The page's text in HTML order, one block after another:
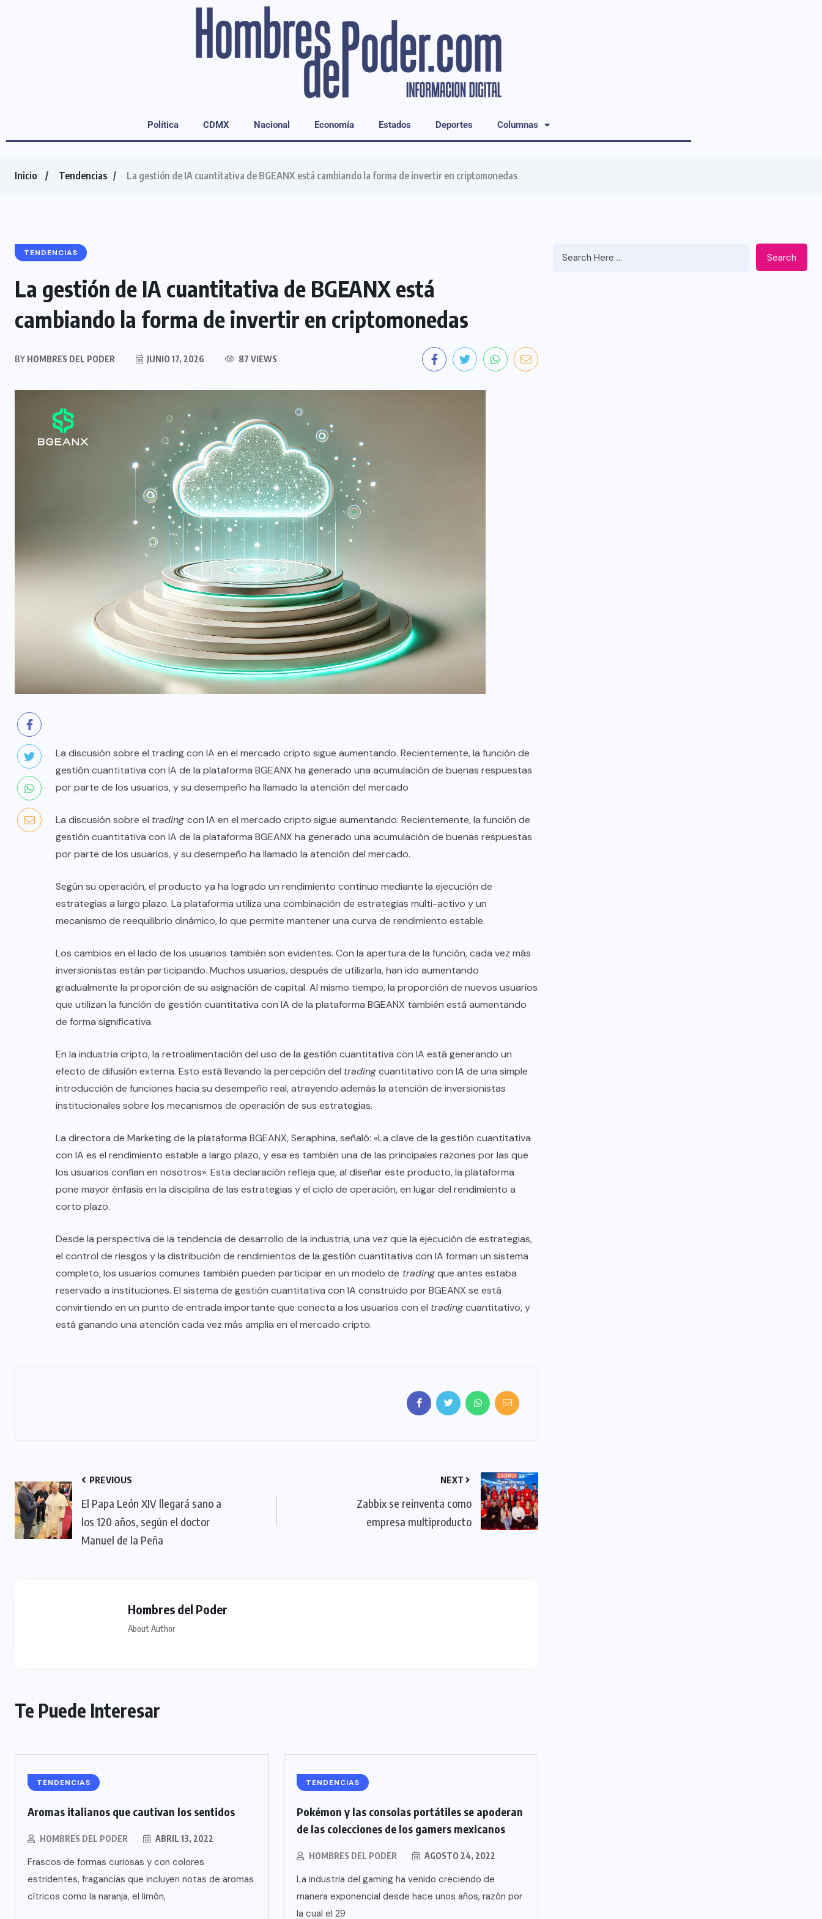
Política CDMX Nacional Economía Estados Deportes Columnas
Inicio Tendencias La gestión de IA cuantitativa de BGEANX está cambiando la forma de invertir en criptomonedas
TENDENCIAS
La gestión de IA cuantitativa de BGEANX está
cambiando la forma de invertir en criptomonedas
BY HOMBRES DEL PODER JUNIO 17, 2026 87 VIEWS
La discusión sobre el trading con IA en el mercado cripto sigue aumentando. Recientemente, la función de
gestión cuantitativa con IA de la plataforma BGEANX ha generado una acumulación de buenas respuestas
por parte de los usuarios, y su desempeño ha llamado la atención del mercado
La discusión sobre el trading con IA en el mercado cripto sigue aumentando. Recientemente, la función de
gestión cuantitativa con IA de la plataforma BGEANX ha generado una acumulación de buenas respuestas
por parte de los usuarios, y su desempeño ha llamado la atención del mercado.
Según su operación, el producto ya ha logrado un rendimiento continuo mediante la ejecución de
estrategias a largo plazo. La plataforma utiliza una combinación de estrategias multi-activo y un
mecanismo de reequilibrio dinámico, lo que permite mantener una curva de rendimiento estable.
Los cambios en el lado de los usuarios también son evidentes. Con la apertura de la función, cada vez más
inversionistas están participando. Muchos usuarios, después de utilizarla, han ido aumentando
gradualmente la proporción de su asignación de capital. Al mismo tiempo, la proporción de nuevos usuarios
que utilizan la función de gestión cuantitativa con IA de la plataforma BGEANX también está aumentando
de forma significativa.
En la industria cripto, la retroalimentación del uso de la gestión cuantitativa con IA está generando un
efecto de difusión externa. Esto está llevando la percepción del tradingcuantitativo con IA de una simple
introducción de funciones hacia su desempeño real, atrayendo además la atención de inversionistas
institucionales sobre los mecanismos de operación de sus estrategias.
La directora de Marketing de la plataforma BGEANX, Seraphina, señaló: «La clave de la gestión cuantitativa
con IA es el rendimiento estable a largo plazo, y esa es también una de las principales razones por las que
los usuarios confían en nosotros». Esta declaración refleja que, al diseñar este producto, la plataforma
pone mayor énfasis en la disciplina de las estrategias y el ciclo de operación, en lugar del rendimiento a
corto plazo.
Desde la perspectiva de la tendencia de desarrollo de la industria, una vez que la ejecución de estrategias,
el control de riesgos y la distribución de rendimientos de la gestión cuantitativa con IA forman un sistema
completo, los usuarios comunes también pueden participar en un modelo de tradingque antes estaba
reservado a instituciones. El sistema de gestión cuantitativa con IA construido por BGEANX se está
convirtiendo en un punto de entrada importante que conecta a los usuarios con el tradingcuantitativo, y
está ganando una atención cada vez más amplia en el mercado cripto.
PREVIOUS
El Papa León XIV llegará sano a
los 120 años, según el doctor
Manuel de la Peña
NEXT
Zabbix se reinventa como
empresa multiproducto
Hombres del Poder
About Author
Te Puede Interesar
TENDENCIAS
Aromas italianos que cautivan los sentidos
HOMBRES DEL PODER ABRIL 13, 2022
Frascos de formas curiosas y con colores
estridentes, fragancias que incluyen notas de aromas
cítricos como la naranja, el limón,
TENDENCIAS
Pokémon y las consolas portátiles se apoderan
de las colecciones de los gamers mexicanos
HOMBRES DEL PODER AGOSTO 24, 2022
La industria del gaming ha venido creciendo de
manera exponencial desde hace unos años, razón por
la cual el 29
Search